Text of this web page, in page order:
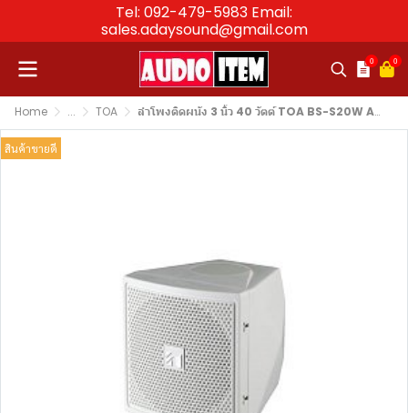
Tel: 092-479-5983 Email:
sales.adaysound@gmail.com
0 0
Home ... TOA ลำโพงติดผนัง 3 นิ้ว 40 วัตต์ TOA BS-S20W AS AS Satellite Speaker for Compact Satellite Speaker System ลำโพงตู้
สินค้าขายดี